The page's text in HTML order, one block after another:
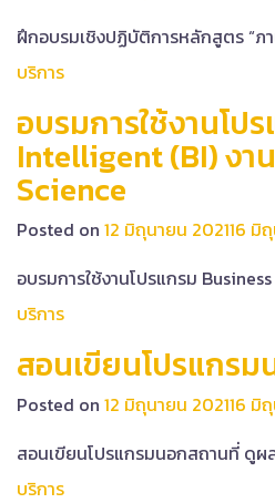
ฝึกอบรมเชิงปฏิบัติการหลักสูตร “ภ
บริการ
อบรมการใช้งานโป
Intelligent (BI) งา
Science
Posted on 12 มิถุนายน 202116 มิ
อบรมการใช้งานโปรแกรม
บริการ
สอนเขียนโปรแกร
Posted on 12 มิถุนายน 202116 มิ
สอนเขียนโปรแกรมนอกสถานที่ ดูผ
บริการ